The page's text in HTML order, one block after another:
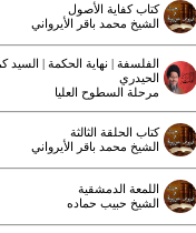
كتاب كفاية الأصول
الشيخ محمد باقر الأيرواني
الفلسفة | نهاية الحكمة | السيد
الحيدري
مرحلة السطوح العليا
كتاب الحلقة الثالثة
الشيخ محمد باقر الأيرواني
اللمعة الدمشقية
الشيخ حبيب حماده